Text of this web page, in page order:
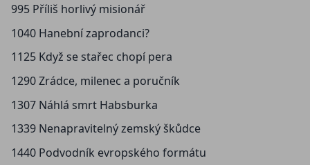
995 Příliš horlivý misionář
1040 Hanební zaprodanci?
1125 Když se stařec chopí pera
1290 Zrádce, milenec a poručník
1307 Náhlá smrt Habsburka
1339 Nenapravitelný zemský škůdce
1440 Podvodník evropského formátu